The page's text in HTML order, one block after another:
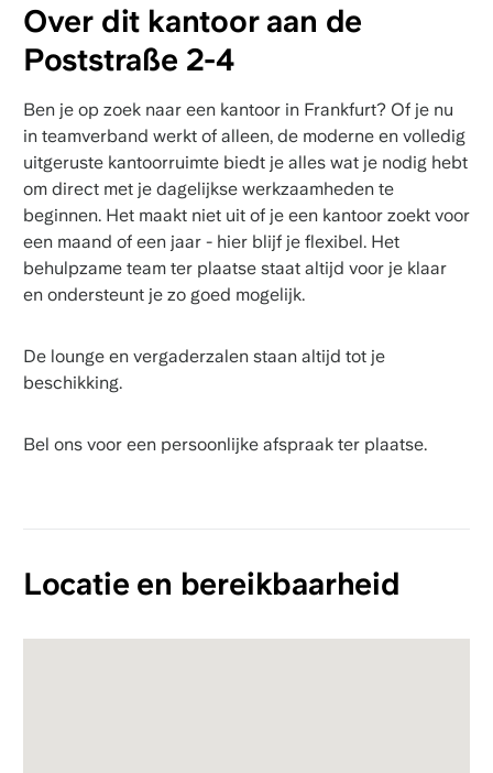
Over dit kantoor aan de
Poststraße 2-4
Ben je op zoek naar een kantoor in Frankfurt? Of je nu
in teamverband werkt of alleen, de moderne en volledig
uitgeruste kantoorruimte biedt je alles wat je nodig hebt
om direct met je dagelijkse werkzaamheden te
beginnen. Het maakt niet uit of je een kantoor zoekt voor
een maand of een jaar - hier blijf je flexibel. Het
behulpzame team ter plaatse staat altijd voor je klaar
en ondersteunt je zo goed mogelijk.
De lounge en vergaderzalen staan altijd tot je
beschikking.
Bel ons voor een persoonlijke afspraak ter plaatse.
Locatie en bereikbaarheid